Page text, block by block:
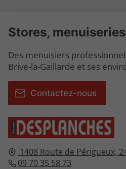
1408 Route de Périgueux,
09 70 35 58 73
Stores,
Des menuisiers
Brive-la-Gaillarde et ses
Contactez-nous